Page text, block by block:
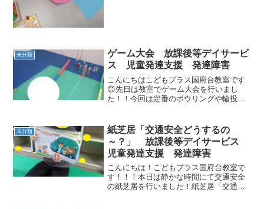
未分類
ゲーム大会 放課後等デイサービ
ス 児童発達支援 発達障害
こんにちはこどもプラス国府台教室です
😊先日は教室でゲーム大会を行いまし
た！！今回は定番のボウリングや輪投げ
ゾーンとして筋トレをしてみたりボーリ
ングや輪投げではこどもたち...
未分類
紙芝居「交通安全どうするの
～？」 放課後等デイサービス
児童発達支援 発達障害
こんにちは！こどもプラス国府台教室で
す！！！本日は静かな時間にて交通安全
の紙芝居を行いました！紙芝居「交通安